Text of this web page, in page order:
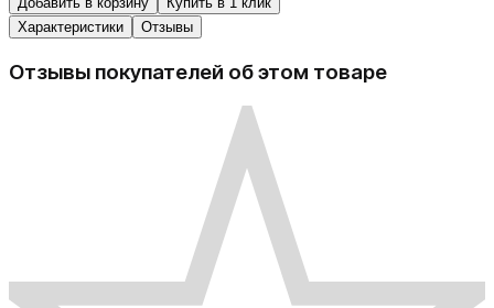
Характеристики
Отзывы
Отзывы покупателей об этом товаре